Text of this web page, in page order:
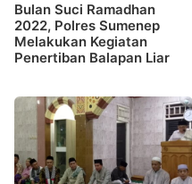
Bulan Suci Ramadhan
2022, Polres Sumenep
Melakukan Kegiatan
Penertiban Balapan Liar